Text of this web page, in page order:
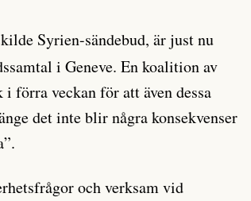
Syrien-sändebud, är just nu
i Geneve. En koalition av
förra veckan för att även dessa
det inte blir några konsekvenser
och verksam vid